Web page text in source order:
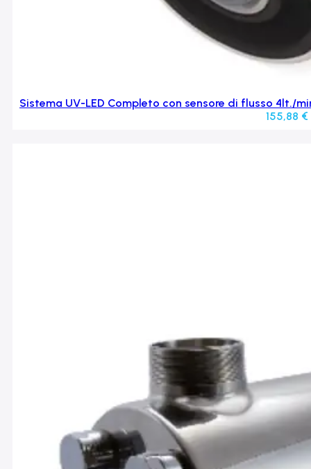
Sistema UV-LED Completo con sensore di flusso 4lt./
155,88 €